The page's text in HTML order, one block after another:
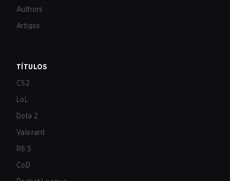
Authors
Artigos
TÍTULOS
CS2
LoL
Dota 2
Valorant
R6:S
CoD